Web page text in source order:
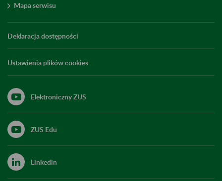
Mapa serwisu
Deklaracja dostępności
Ustawienia plików cookies
Elektroniczny ZUS
ZUS Edu
Linkedin